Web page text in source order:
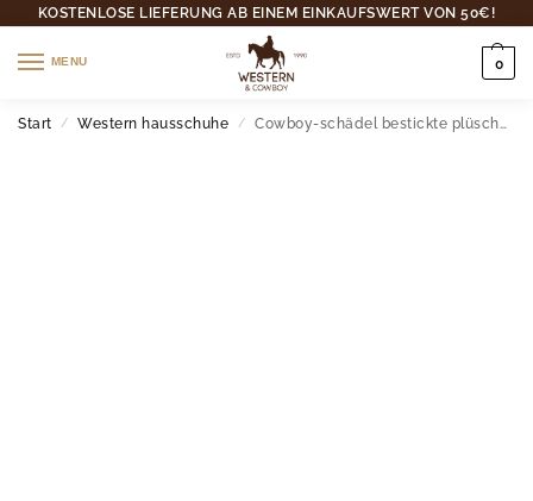
KOSTENLOSE LIEFERUNG AB EINEM EINKAUFSWERT VON 50€!
MENU 0
Start / Western hausschuhe / Cowboy-schädel bestickte plüschhausschuhe